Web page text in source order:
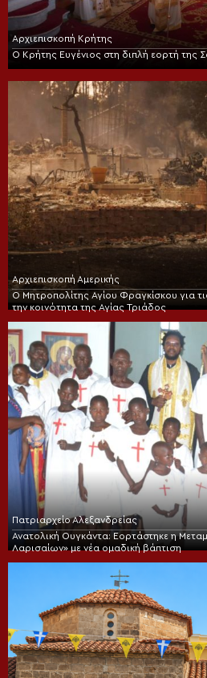
Αρχιεπισκοπή Κρήτης
Ο Κρήτης Ευγένιος στη διπλή εορτή της
Αρχιεπισκοπή Αμερικής
Ο Μητροπολίτης Αγίου Φραγκίσκου για
την κοινότητα της Αγίας Τριάδος
Πατριαρχείο Αλεξανδρείας
Ανατολική Ουγκάντα: Εορτάστηκε η
Λαρισαίων» με νέα ομαδική βάπτιση